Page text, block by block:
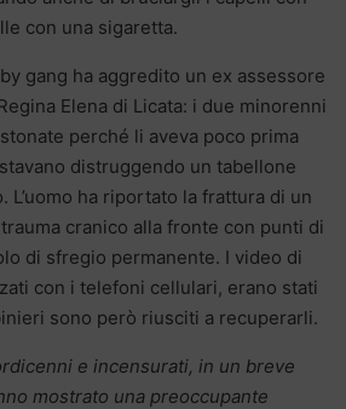
con una sigaretta.
gang ha aggredito un ex assessore
Elena di Licata: i due minorenni
perché li aveva poco prima
distruggendo un tabellone
L’uomo ha riportato la frattura di un
cranico alla fronte con punti di
di sfregio permanente. I video di
con i telefoni cellulari, erano stati
sono però riusciti a recuperarli.
e incensurati, in un breve
mostrato una preoccupante